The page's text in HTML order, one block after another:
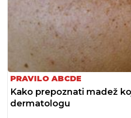
PRAVILO ABCDE
Kako prepoznati madež
dermatologu